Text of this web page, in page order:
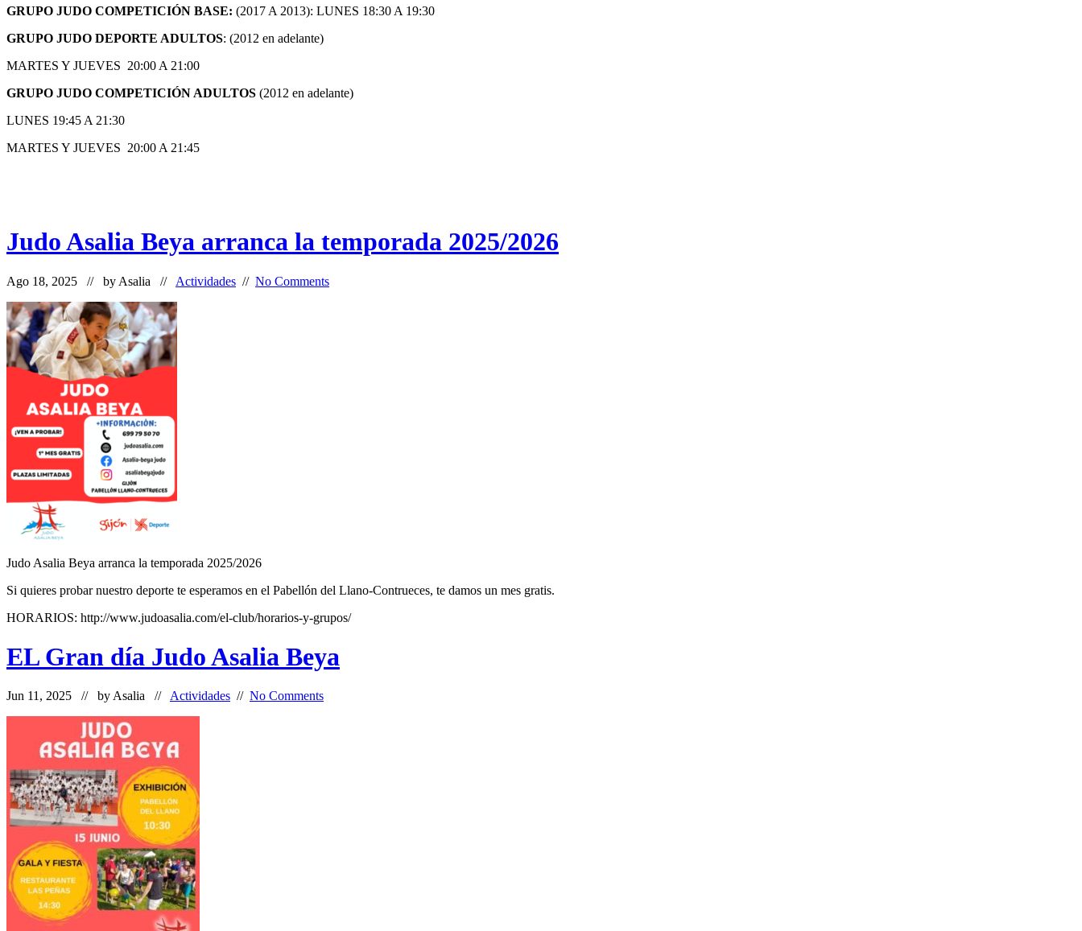
GRUPO JUDO COMPETICIÓN BASE: (2017 A 2013): LUNES 18:30 A 19:30
GRUPO JUDO DEPORTE ADULTOS: (2012 en adelante)
MARTES Y JUEVES 20:00 A 21:00
GRUPO JUDO COMPETICIÓN ADULTOS (2012 en adelante)
LUNES 19:45 A 21:30
MARTES Y JUEVES 20:00 A 21:45
Judo Asalia Beya arranca la temporada 2025/2026
Ago 18, 2025 // by Asalia // Actividades // No Comments
Judo Asalia Beya arranca la temporada 2025/2026
Si quieres probar nuestro deporte te esperamos en el Pabellón del Llano-Contrueces, te damos un mes gratis.
HORARIOS: http://www.judoasalia.com/el-club/horarios-y-grupos/
EL Gran día Judo Asalia Beya
Jun 11, 2025 // by Asalia // Actividades // No Comments